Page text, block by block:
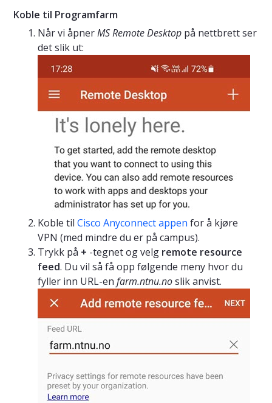
Koble til Programfarm
Når vi åpnerMS Remote Desktop på nettbrett ser
det slik ut:
Koble til Cisco Anyconnect appen for å kjøre
VPN (med mindre du er på campus).
Trykk på + -tegnet og velg remote resource
feed. Du vil så få opp følgende meny hvor du
fyller inn URL-en farm.ntnu.noslik anvist.